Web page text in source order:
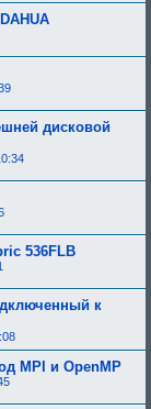
дисковой
536FLB
к
MPI и OpenMP